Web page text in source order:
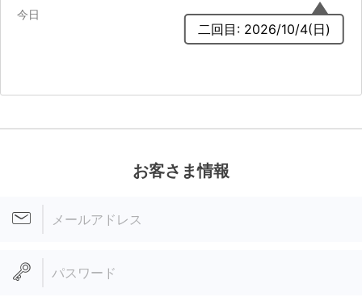
二回目: 2026/10/4(日)
今日
お客さま情報
メールアドレス
パスワード